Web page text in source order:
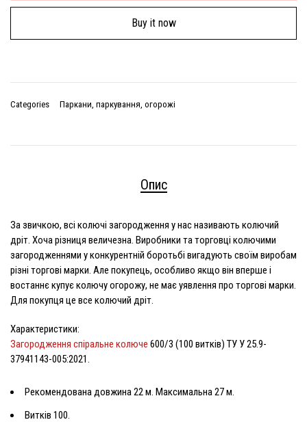
Buy it now
Categories Паркани, паркування, огорожі
Опис
За звичкою, всі колючі загородження у нас називають колючий
дріт . Хоча різниця величезна. Виробники та торговці колючими
загородженнями у конкурентній боротьбі вигадують своїм виробам
різні торгові марки. Але покупець, особливо якщо він вперше і
востаннє купує колючу огорожу, не має уявлення про торгові марки.
Для покупця це все колючий дріт.
Характеристики:
Загородження спіральне колюче 600/3 (100 витків) ТУ У 25.9-
37941143-005:2021.
Рекомендована довжина 22 м. Максимальна 27 м.
Витків 100.